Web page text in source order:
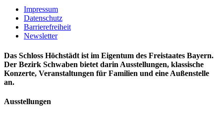
Impressum
Datenschutz
Barrierefreiheit
Newsletter
Das Schloss Höchstädt ist im Eigentum des Freistaates Bayern.
Der Bezirk Schwaben bietet darin Ausstellungen, klassische
Konzerte, Veranstaltungen für Familien und eine Außenstelle
an.
Ausstellungen